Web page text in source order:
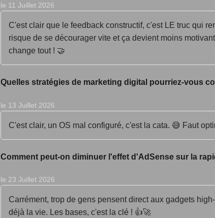
le 11 Juillet 2026
C'est clair que le feedback constructif, c'est LE truc qui
risque de se décourager vite et ça devient moins
change tout ! 🤝
Quelles stratégies de marketing digital pourriez-vous
le 13 Juillet 2026
C'est clair, un OS mal configuré, c'est la cata. 😅 Faut
Comment peut-on diminuer l'effet d'AdSense sur la
le 23 Juillet 2026
Carrément, trop de gens pensent direct aux gadgets
déjà la vie. Les bases, c'est la clé ! 👍🚀